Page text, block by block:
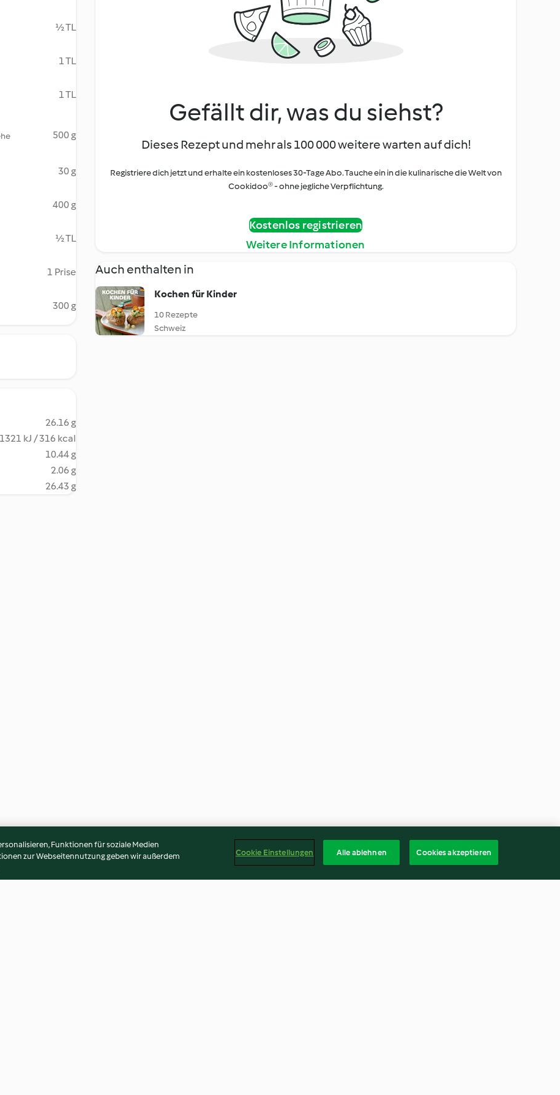
½ TL
1 TL
1 TL
500 g
30 g
400 g
½ TL
1 Prise
300 g
26.16 g
1321 kJ / 316 kcal
10.44 g
2.06 g
26.43 g
Gefällt dir, was du siehst?
Dieses Rezept und mehr als 100 000 weitere warten auf dich!
Registriere dich jetzt und erhalte ein kostenloses 30-Tage Abo. Tauche ein in die kulinarische die Welt von
Cookidoo® - ohne jegliche Verpflichtung.
Kostenlos registrieren
Weitere Informationen
Auch enthalten in
Kochen für Kinder
10 Rezepte
Schweiz
Funktionen für soziale Medien
zur Webseitennutzung geben wir außerdem
Cookie Einstellungen Alle ablehnen Cookies akzeptieren